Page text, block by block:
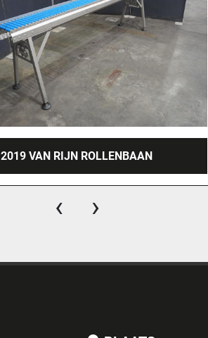
2019 VAN RIJN ROLLENBAAN
‹ ›